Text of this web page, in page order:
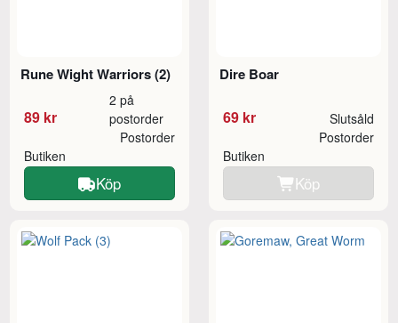
Rune Wight Warriors (2)
89 kr
2 på
postorder
Butiken
Postorder
Köp
Dire Boar
69 kr Slutsåld
Butiken
Postorder
Köp